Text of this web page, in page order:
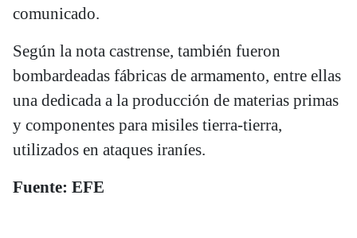
comunicado.
Según la nota castrense, también fueron
bombardeadas fábricas de armamento, entre ellas
una dedicada a la producción de materias primas
y componentes para misiles tierra-tierra,
utilizados en ataques iraníes.
Fuente: EFE